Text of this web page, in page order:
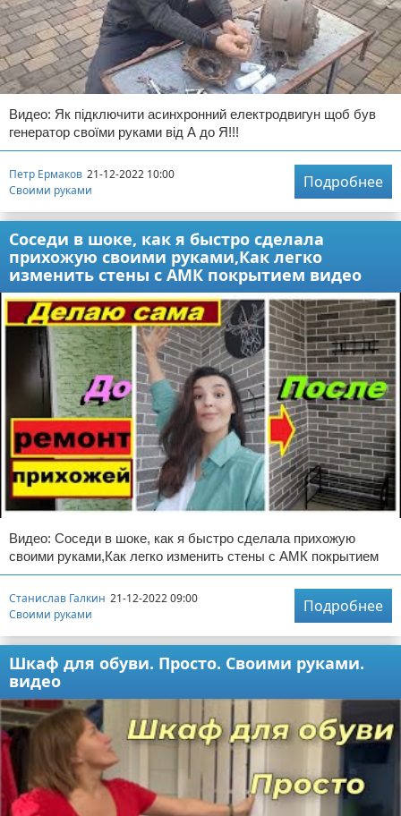
Видео: Як підключити асинхронний електродвигун щоб був
генератор своїми руками від А до Я!!!
Петр Ермаков 21-12-2022 10:00
Своими руками
Подробнее
Соседи в шоке, как я быстро сделала
прихожую своими руками,Как легко
изменить стены с АМК покрытием видео
Видео: Соседи в шоке, как я быстро сделала прихожую
своими руками,Как легко изменить стены с АМК покрытием
Станислав Галкин 21-12-2022 09:00
Своими руками
Подробнее
Шкаф для обуви. Просто. Своими руками.
видео